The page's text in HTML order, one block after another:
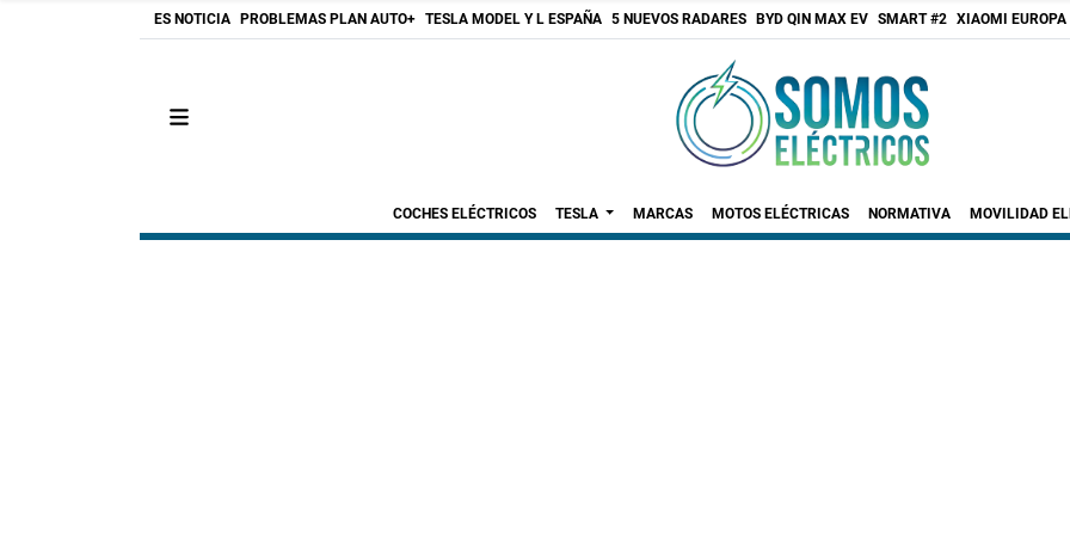
ES NOTICIA PROBLEMAS PLAN AUTO+ TESLA MODEL Y L ESPAÑA 5 NUEVOS RADARES BYD QIN MAX EV SMART #2 XIAOMI EUROPA
COCHES ELÉCTRICOS TESLA MARCAS MOTOS ELÉCTRICAS NORMATIVA MOVILIDAD